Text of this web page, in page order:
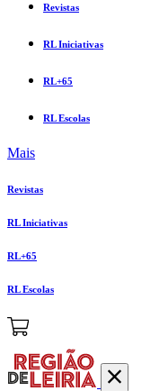
Revistas
RL Iniciativas
RL+65
RL Escolas
Mais
Revistas
RL Iniciativas
RL+65
RL Escolas